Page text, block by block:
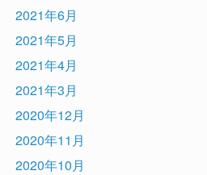
2021年6月
2021年5月
2021年4月
2021年3月
2020年12月
2020年11月
2020年10月